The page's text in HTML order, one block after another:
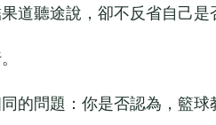
道聽途說，卻不反省自己是
問題：你是否認為，籃球